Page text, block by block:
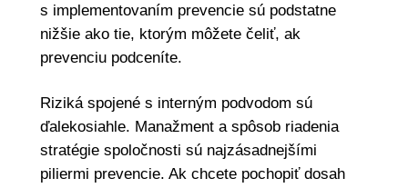
s implementovaním prevencie sú podstatne
nižšie ako tie, ktorým môžete čeliť, ak
prevenciu podceníte.
Riziká spojené s interným podvodom sú
ďalekosiahle. Manažment a spôsob riadenia
stratégie spoločnosti sú najzásadnejšími
piliermi prevencie. Ak chcete pochopiť dosah